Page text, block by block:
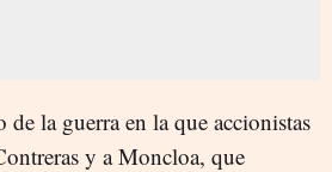
la guerra en la que accionistas
y a Moncloa, que